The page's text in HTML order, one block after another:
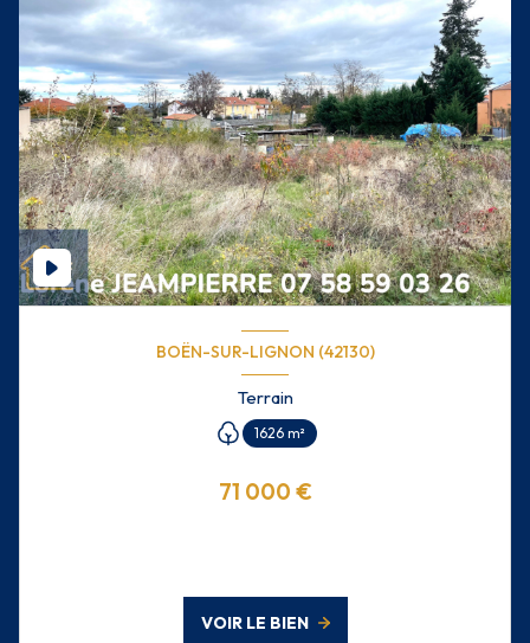
BOËN-SUR-LIGNON (42130)
Terrain
1626 m²
71 000 €
VOIR LE BIEN